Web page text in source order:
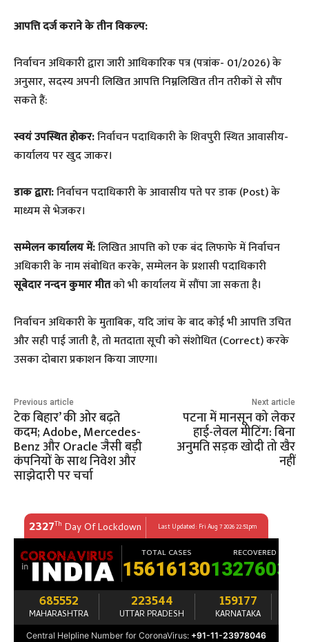
आपत्ति दर्ज कराने के तीन विकल्प:
निर्वाचन अधिकारी द्वारा जारी आधिकारिक पत्र (पत्रांक- 01/2026) के
अनुसार, सदस्य अपनी लिखित आपत्ति निम्नलिखित तीन तरीकों से सौंप
सकते हैं:
स्वयं उपस्थित होकर:निर्वाचन पदाधिकारी के शिवपुरी स्थित आवासीय-
कार्यालय पर खुद जाकर।
डाक द्वारा:निर्वाचन पदाधिकारी के आवासीय पते पर डाक (Post) के
माध्यम से भेजकर।
सम्मेलन कार्यालय में:लिखित आपत्ति को एक बंद लिफाफे में निर्वाचन
अधिकारी के नाम संबोधित करके, सम्मेलन के प्रशासी पदाधिकारी
सूबेदार नन्दन कुमार मीतको भी कार्यालय में सौंपा जा सकता है।
​निर्वाचन अधिकारी के मुताबिक, यदि जांच के बाद कोई भी आपत्ति उचित
और सही पाई जाती है, तो मतदाता सूची को संशोधित (Correct) करके
उसका दोबारा प्रकाशन किया जाएगा।
Previous article
टेक बिहार’ की ओर बढ़ते
कदम; Adobe, Mercedes-
Benz और Oracle जैसी बड़ी
कंपनियों के साथ निवेश और
साझेदारी पर चर्चा
Next article
पटना में मानसून को लेकर
हाई-लेवल मीटिंग: बिना
अनुमति सड़क खोदी तो खैर
नहीं